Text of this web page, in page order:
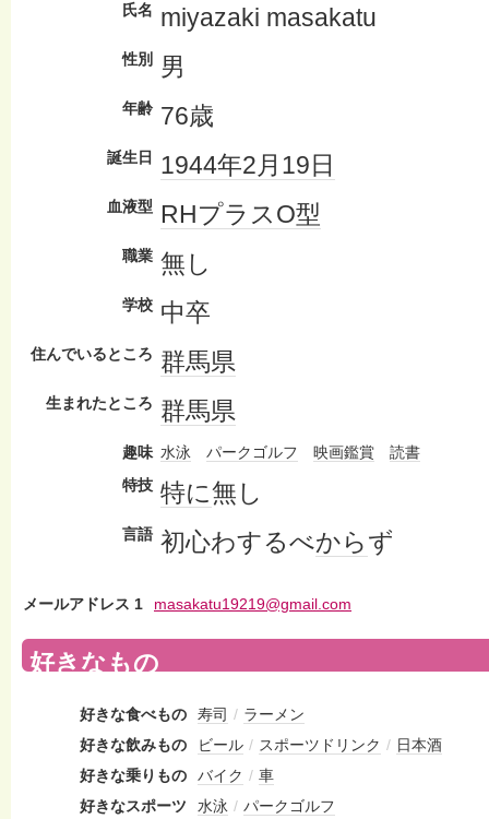
氏名 miyazaki masakatu
性別 男
年齢 76歳
誕生日 1944年2月19日
血液型 RHプラスO型
職業 無し
学校 中卒
住んでいるところ 群馬県
生まれたところ 群馬県
趣味 水泳 パークゴルフ 映画鑑賞
読書
特技 特に無し
言語 初心わするべからず
メールアドレス 1 masakatu19219@gmail.com
好きなもの
好きな食べもの 寿司 / ラーメン
好きな飲みもの
ビール / スポーツドリンク / 日本酒
好きな乗りもの
バイク / 車
好きなスポーツ
水泳 / パークゴルフ